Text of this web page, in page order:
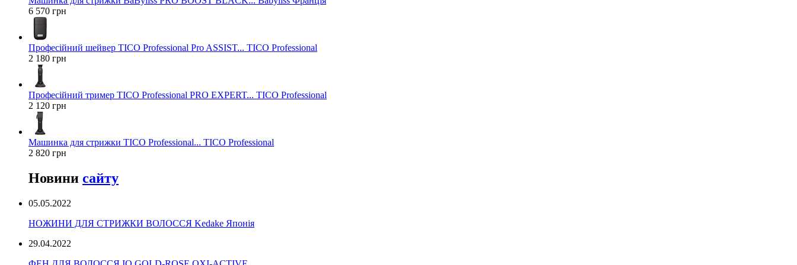
6 570 грн
Професійний шейвер TICO Professional Pro ASSIST... TICO Professional
2 180 грн
Професійний тример TICO Professional PRO EXPERT... TICO Professional
2 120 грн
Машинка для стрижки TICO Professional... TICO Professional
2 820 грн
Новини сайту
05.05.2022
НОЖИНИ ДЛЯ СТРИЖКИ ВОЛОССЯ Kedake Японія
29.04.2022